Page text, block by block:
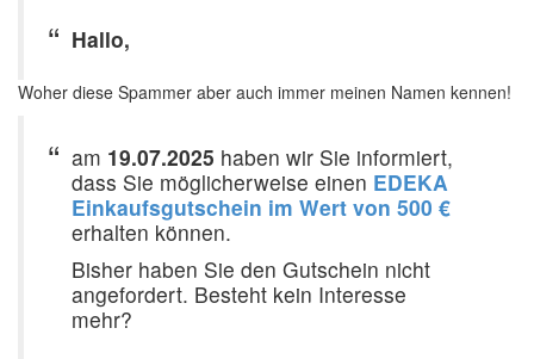
Hallo,
Woher diese Spammer aber auch immer meinen Namen kennen!
am 19.07.2025 haben wir Sie informiert,
dass Sie möglicherweise einen EDEKA
Einkaufsgutschein im Wert von 500 €
erhalten können.
Bisher haben Sie den Gutschein nicht
angefordert. Besteht kein Interesse
mehr?